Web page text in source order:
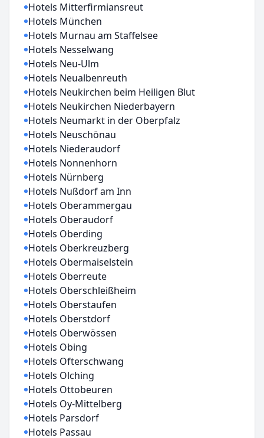
Hotels Mitterfirmiansreut
Hotels München
Hotels Murnau am Staffelsee
Hotels Nesselwang
Hotels Neu-Ulm
Hotels Neualbenreuth
Hotels Neukirchen beim Heiligen Blut
Hotels Neukirchen Niederbayern
Hotels Neumarkt in der Oberpfalz
Hotels Neuschönau
Hotels Niederaudorf
Hotels Nonnenhorn
Hotels Nürnberg
Hotels Nußdorf am Inn
Hotels Oberammergau
Hotels Oberaudorf
Hotels Oberding
Hotels Oberkreuzberg
Hotels Obermaiselstein
Hotels Oberreute
Hotels Oberschleißheim
Hotels Oberstaufen
Hotels Oberstdorf
Hotels Oberwössen
Hotels Obing
Hotels Ofterschwang
Hotels Olching
Hotels Ottobeuren
Hotels Oy-Mittelberg
Hotels Parsdorf
Hotels Passau